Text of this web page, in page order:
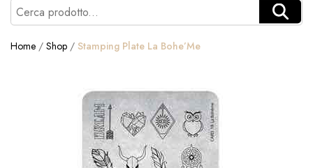
Home / Shop / Stamping Plate La Bohe’Me